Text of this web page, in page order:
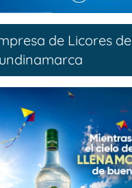
de Licores de